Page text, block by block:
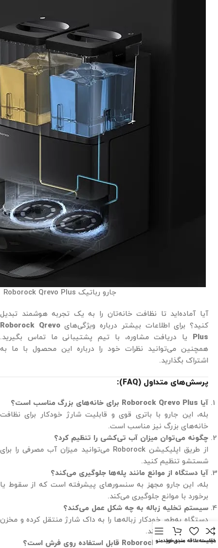
جارو رباتیک Roborock Qrevo Plus
آیا آماده‌اید تا نظافت خانه‌تان را به یک تجربه هوشمند تبدیل
کنید؟ برای اطلاعات بیشتر درباره ویژگی‌هایRoborock Qrevo
Plus یا دریافت مشاوره، با تیم پشتیبانی ما تماس بگیرید.
همچنین می‌توانید نظرات خود را درباره این محصول با ما به
اشتراک بگذارید.
پرسش‌های متداول (FAQ):
آیا Roborock Qrevo Plus برای خانه‌های بزرگ مناسب است؟
بله، این جارو با باتری قوی و قابلیت شارژ خودکار برای نظافت
خانه‌های بزرگ نیز مناسب است.
چگونه می‌توان میزان آب تی‌کشی را تنظیم کرد؟
از طریق اپلیکیشن Roborock می‌توانید میزان آب مصرفی را برای
شستشو تنظیم کنید.
آیا دستگاه از موانع مانند پله‌ها جلوگیری می‌کند؟
بله، این جارو مجهز به سنسورهای پیشرفته است که از سقوط یا
برخورد با موانع جلوگیری می‌کند.
سیستم تخلیه زباله به چه شکل عمل می‌کند؟
دستگاه به‌طور خودکار زباله‌ها را به داک شارژ منتقل کرده و مخزن
ربات را خالی می‌کند.
آیا Roborock Qrevo Plus قابل استفاده روی فرش است؟
مقايسه
لیست علاقه مندی ها
سبد خریدمنو